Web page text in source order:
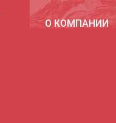
О КОМПАНИИ